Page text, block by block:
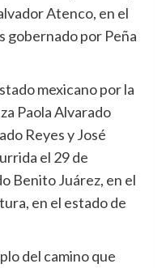
Atenco, en el
gobernado por Peña
mexicano por la
Paola Alvarado
Reyes y José
el 29 de
Benito Juárez, en el
en el estado de
del camino que